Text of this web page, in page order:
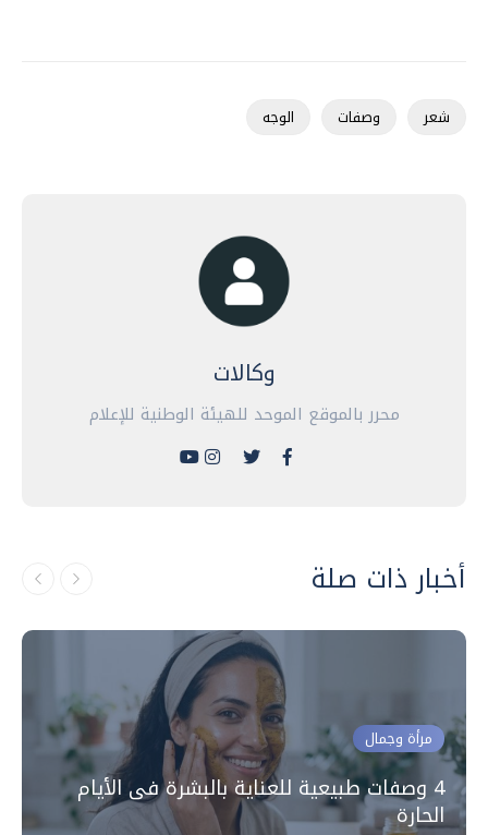
شعر وصفات الوجه
وكالات
محرر بالموقع الموحد للهيئة الوطنية للإعلام
أخبار ذات صلة
مرأة وجمال
4 وصفات طبيعية للعناية بالبشرة فى الأيام
الحارة